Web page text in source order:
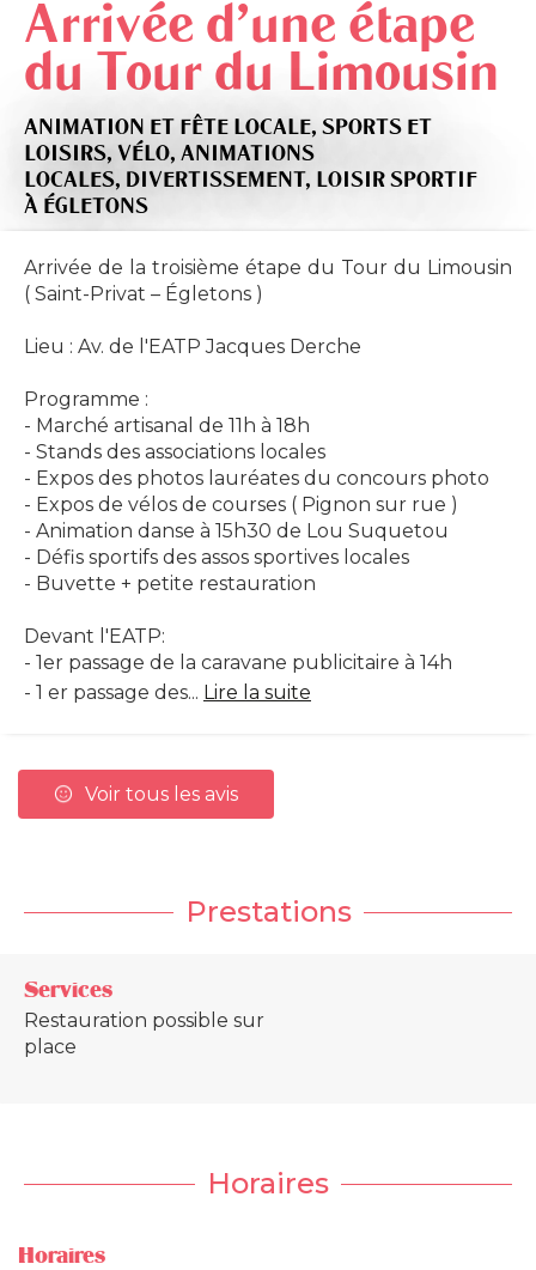
Arrivée d'une étape
du Tour du Limousin
ANIMATION ET FÊTE LOCALE, SPORTS ET
LOISIRS, VÉLO, ANIMATIONS
LOCALES, DIVERTISSEMENT, LOISIR SPORTIF
À ÉGLETONS
Arrivée de la troisième étape du Tour du Limousin
( Saint-Privat – Égletons )
Lieu : Av. de l'EATP Jacques Derche
Programme :
- Marché artisanal de 11h à 18h
- Stands des associations locales
- Expos des photos lauréates du concours photo
- Expos de vélos de courses ( Pignon sur rue )
- Animation danse à 15h30 de Lou Suquetou
- Défis sportifs des assos sportives locales
- Buvette + petite restauration
Devant l'EATP:
- 1er passage de la caravane publicitaire à 14h
- 1 er passage des... Lire la suite
Voir tous les avis
Prestations
Services
Restauration possible sur
place
Horaires
Horaires